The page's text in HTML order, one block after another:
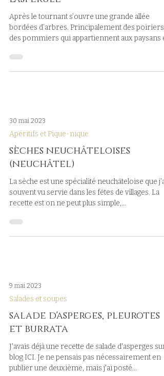
tartelettes aux fraises et à
l'aspérule
Après le tournant s’ouvre une grande allée
30 mai 2023
Apéritifs et Pique-nique
sèches neuchâteloises
(neuchâtel)
La sèche est une spécialité neuchâteloise que j’ai
Salades et soupes
salade d'asperges, pleurotes
et burrata
J'avais déjà une recette de salade d'asperges sur